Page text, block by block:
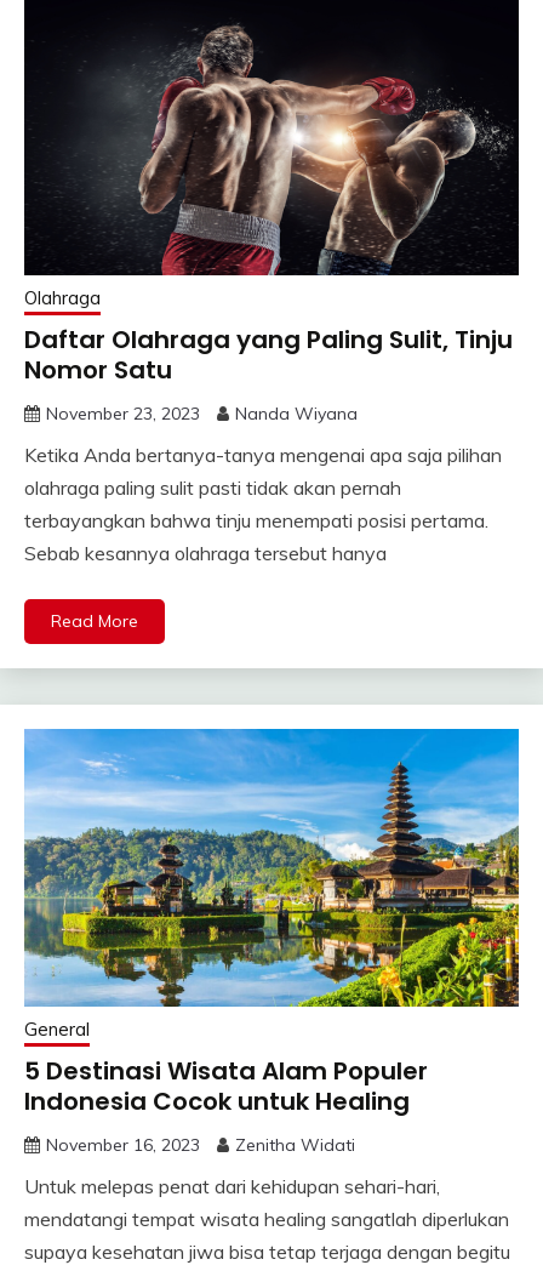
Olahraga
Daftar Olahraga yang Paling Sulit, Tinju
Nomor Satu
November 23, 2023 Nanda Wiyana
Ketika Anda bertanya-tanya mengenai apa saja pilihan
olahraga paling sulit pasti tidak akan pernah
terbayangkan bahwa tinju menempati posisi pertama.
Sebab kesannya olahraga tersebut hanya
Read More
General
5 Destinasi Wisata Alam Populer
Indonesia Cocok untuk Healing
November 16, 2023 Zenitha Widati
Untuk melepas penat dari kehidupan sehari-hari,
mendatangi tempat wisata healing sangatlah diperlukan
supaya kesehatan jiwa bisa tetap terjaga dengan begitu